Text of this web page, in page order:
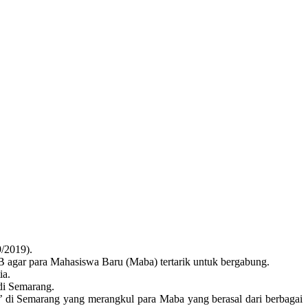
2019).
para Mahasiswa Baru (Maba) tertarik untuk bergabung.
Semarang.
Semarang yang merangkul para Maba yang berasal dari berbagai